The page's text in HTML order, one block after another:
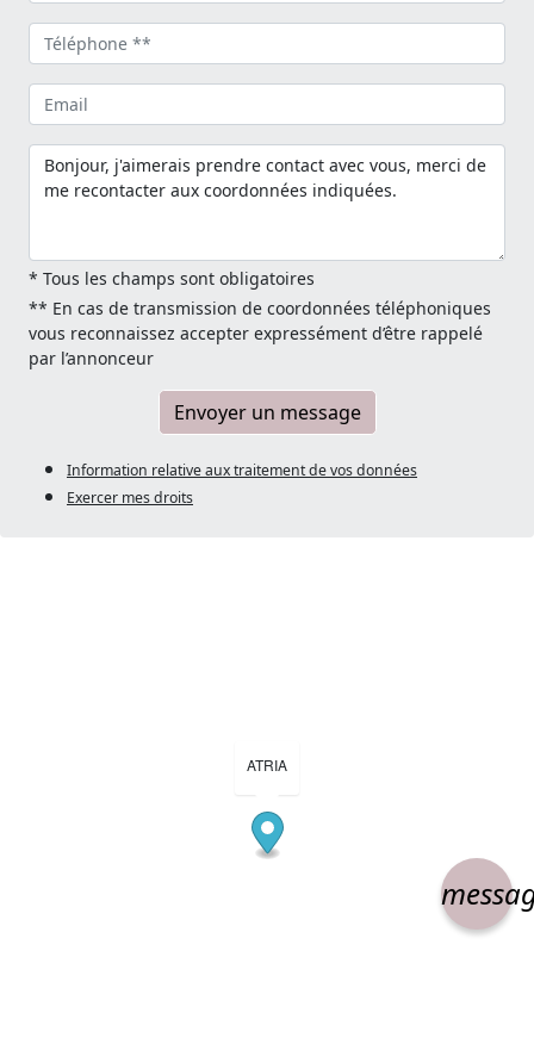
* Tous les champs sont obligatoires
** En cas de transmission de coordonnées téléphoniques
vous reconnaissez accepter expressément d’être rappelé
par l’annonceur
Envoyer un message
Information relative aux traitement de vos données
Exercer mes droits
ATRIA